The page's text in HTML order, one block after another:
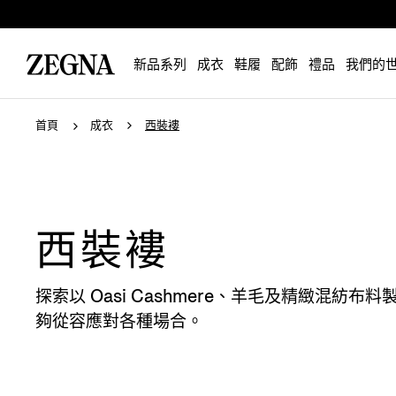
新品系列 成衣 鞋履 配飾 禮品 我們的
首頁 成衣 西裝褸
西裝褸
探索以 Oasi Cashmere、羊毛及精緻混紡布料
夠從容應對各種場合。